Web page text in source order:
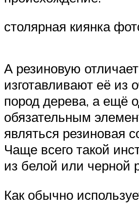
столярная киянка
А резиновую
изготавливают её из
пород дерева, а ещё
обязательным
являться резиновая
Чаще всего такой
из белой или черной
Как обычно